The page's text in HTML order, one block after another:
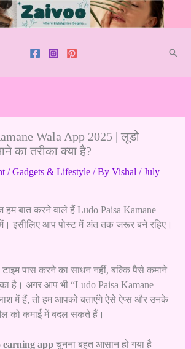
Wala App 2025 | लूडो
का तरीका क्या है?
/Gadgets & Lifestyle/ By Vishal /July
हम बात करने वाले हैं Ludo Paisa Kamane
इसीलिए आप पोस्ट में अंत तक जरूर बने रहिए।
पास करने का साधन नहीं, बल्कि पैसे कमाने
है। अगर आप भी “Ludo Paisa Kamane
में हैं, तो हम आपको बताएंगे ऐसे ऐप्स और उनके
को कमाई में बदल सकते हैं।
earning appचुनना बहुत आसान हो गया है